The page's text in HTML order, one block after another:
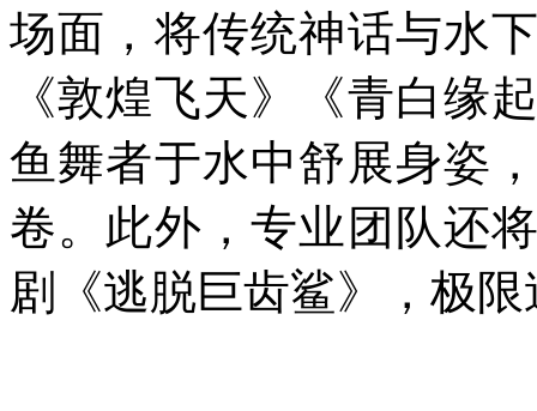
场面，将传统神话与水
《敦煌飞天》《青白缘
鱼舞者于水中舒展身姿
卷。此外，专业团队还
剧《逃脱巨齿鲨》，极